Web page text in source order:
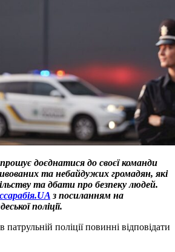
доєднатися до своєї команди
та небайдужих громадян, які
та дбати про безпеку людей.
з посиланням на
поліції.
поліції повинні відповідати